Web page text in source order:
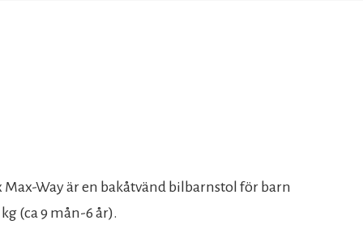
Max-Way är en bakåtvänd bilbarnstol för barn
(ca 9 mån-6 år).